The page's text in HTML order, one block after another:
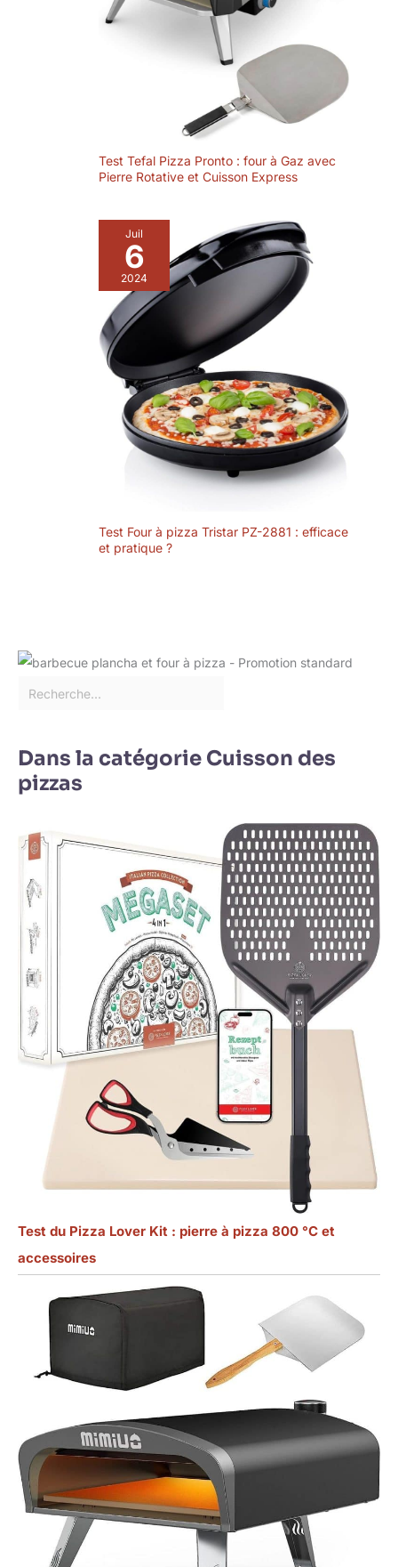
Test Tefal Pizza Pronto : four à Gaz avec
Pierre Rotative et Cuisson Express
Juil
6
2024
Test Four à pizza Tristar PZ-2881 : efficace
et pratique ?
Dans la catégorie Cuisson des
pizzas
Test du Pizza Lover Kit : pierre à pizza 800 °C et
accessoires